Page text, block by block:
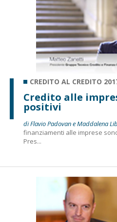
CREDITO AL CREDITO
Credito alle
positivi
di Flavio Padovan e Maddalena
finanziamenti alle imprese
Pres...